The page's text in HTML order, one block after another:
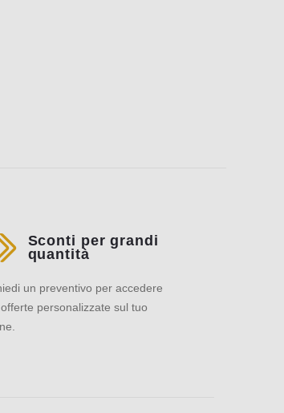
Sconti per grandi
quantità
un preventivo per accedere
personalizzate sul tuo